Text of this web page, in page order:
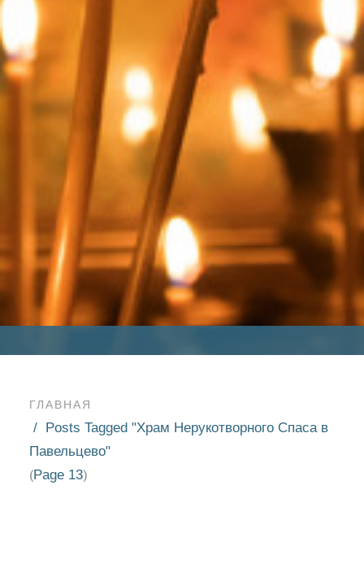
ГЛАВНАЯ
Posts Tagged "Храм Нерукотворного Спаса в
Павельцево"
(Page 13)